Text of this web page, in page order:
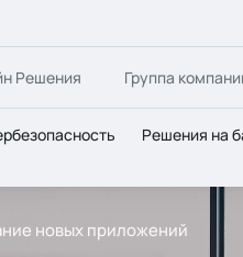
Решения Группа
Решения на
новых приложений